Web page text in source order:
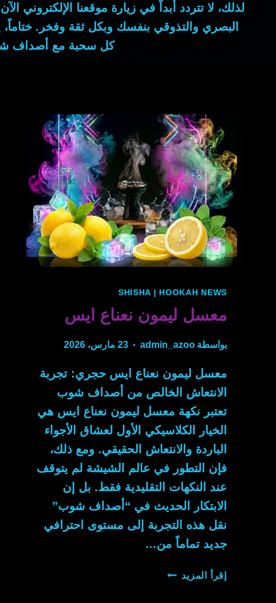
لذلك، لا تتردد أبداً في زيارة موقعنا الإلكتروني
البصري والتذوقي بنفسك وبكل ثقة وفخر. ختاماً
كل سحبة مع أصداف شوب
SHISHA | HOOKAH NEWS
معسل ليمون نعناع ايس
بواسطة admin_azoo 23 مارس، 2026
معسل ليمون نعناع ايس حجري: تجربة
الانتعاش الخالص من أصداف شوب
تعتبر نكهة معسل ليمون نعناع ايس هي
الخيار الكلاسيكي الأول لعشاق الأجواء
الباردة والانتعاش الحقيقي. ومع ذلك،
فإن التطور في عالم الشيشة لم يتوقف
عند النكهات التقليدية فقط. بل إن
الابتكار الحديث في “أصداف شوب”
نقل هذه التجربة إلى مستوى احترافي
جديد تماماً من…
إقرأ المزيد معسل